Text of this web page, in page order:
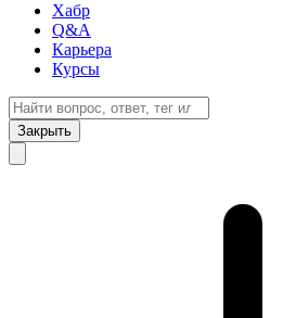
Хабр
Q&A
Карьера
Курсы
Закрыть